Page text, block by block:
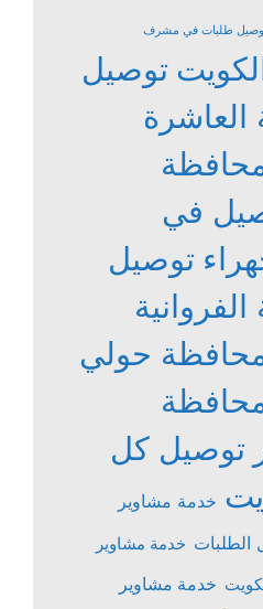
طلبات في مشرف
توصيل
في
توصيل
حولي
توصيل كل
خدمة مشاوير
الطلبات خدمة مشاوير
خدمة مشاوير